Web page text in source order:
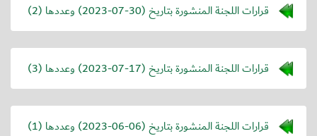
قرارات اللجنة المنشورة بتاريخ (2023-07-30) وعددها (2)
قرارات اللجنة المنشورة بتاريخ (2023-07-17) وعددها (3)
قرارات اللجنة المنشورة بتاريخ (2023-06-06) وعددها (1)